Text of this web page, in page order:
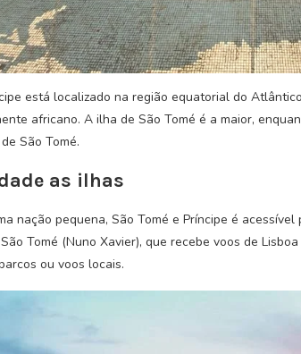
está localizado na região equatorial do
africano. A ilha de São Tomé é a maior,
São Tomé.
as ilhas
nação pequena, São Tomé e Príncipe é
Tomé (Nuno Xavier), que recebe voos de
ou voos locais.
Moeda de São Tomé e
Dobra São-tomense...
7 de Outubro, 2023